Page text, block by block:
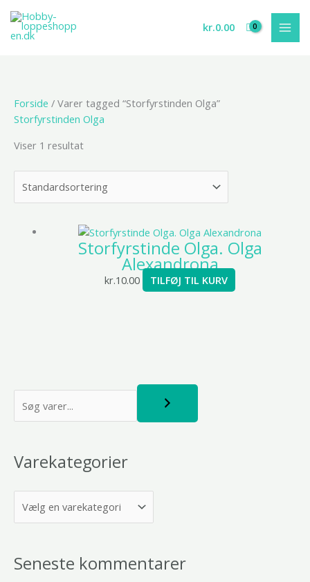
indholdet
kr.0.00
S
Varekategorier
Seneste kommentarer
Forside / Varer tagged “Storfyrstinden Olga”
Storfyrstinden Olga
Viser 1 resultat
Storfyrstinde Olga. Olga
Alexandrona
kr.10.00 TILFØJ TIL KURV